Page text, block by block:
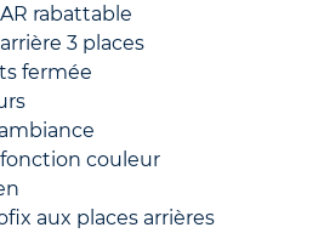
rabattable
3 places
fermée
couleur
aux places arrières